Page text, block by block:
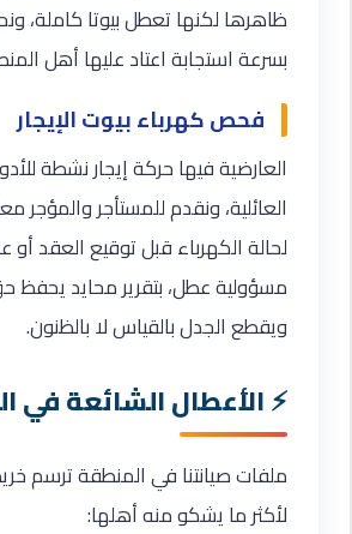
ظاهرها لكنها تعطل بيوتا كاملة،
بسرعة استجابة اعتاد عليها أهل
فحص كهرباء بيوت الإيجار
العارضية فيها حركة إيجار نشطة
العائلية، ونقدم للمستأجر والمؤجر
لحالة الكهرباء قبل توقيع العقد أو
مسؤولية عطل، بتقرير محايد يحفظ
ويقطع الجدل بالقياس لا بالظنون.
الأعطال الشائعة في
ملفات صيانتنا في المنطقة ترسم
لأكثر ما يشكو منه أهلها: